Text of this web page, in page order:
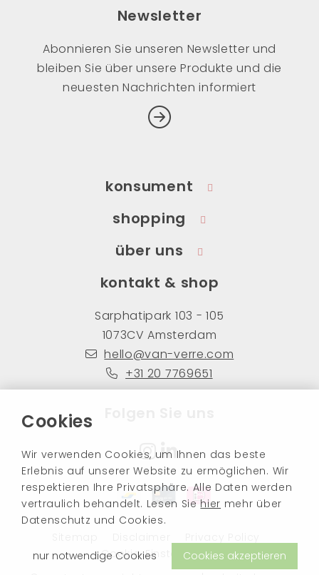
Cookies
Wir verwenden Cookies, um Ihnen das beste
Erlebnis auf unserer Website zu ermöglichen. Wir
respektieren Ihre Privatsphäre. Alle Daten werden
vertraulich behandelt. Lesen Siehier mehr über
Datenschutz und Cookies.
Cookies akzeptieren
nur notwendige Cookies
Newsletter
Abonnieren Sie unseren Newsletter und
bleiben Sie über unsere Produkte und die
neuesten Nachrichten informiert
konsument
shopping
über uns
kontakt & shop
Sarphatipark 103 - 105
1073CV Amsterdam
hello@van-verre.com
+31 20 7769651
Cookie-Einstellungen